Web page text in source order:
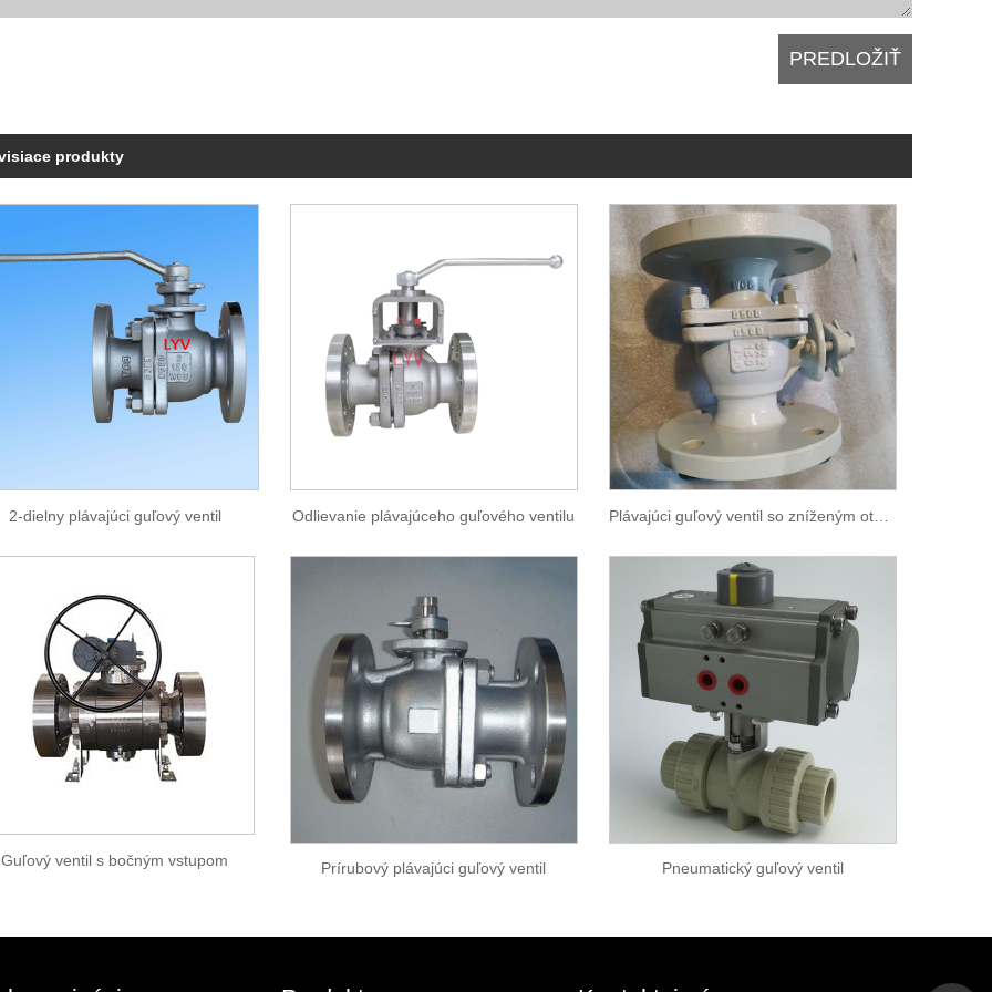
produkty
2-dielny plávajúci guľový ventil Odlievanie plávajúceho guľového ventilu
Guľový ventil s bočným vstupom Prírubový plávajúci guľový ventil Pneumatický guľový ventil